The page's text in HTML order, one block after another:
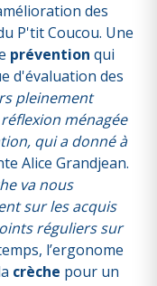
des
P'tit Coucou. Une
prévention qui
d'évaluation des
pleinement
ménagée
qui a donné à
Alice Grandjean.
va nous
sur les acquis
réguliers sur
l’ergonome
crèche pour un